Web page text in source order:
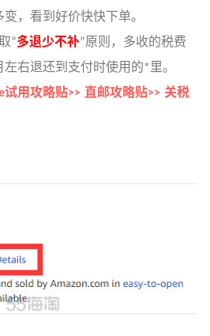
，看到好价快快下单。
“多退少不补”原则，多收的税费
右退还到支付时使用的*里。
试用攻略贴>> 直邮攻略贴>> 关税